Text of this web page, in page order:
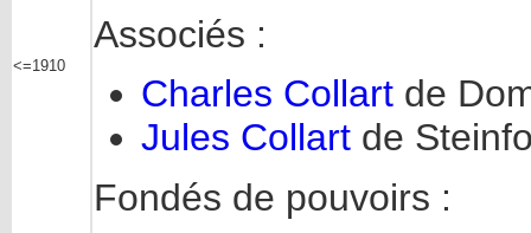
<=1910
Associés :
Charles Collart de
Jules Collart de
Fondés de pouvoirs :